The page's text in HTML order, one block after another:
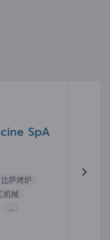
SpA
比萨烤炉
机械
...